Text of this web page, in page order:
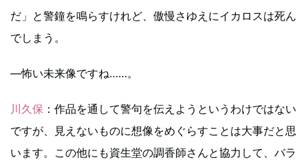
だ」と警鐘を鳴らすけれど、傲慢さゆえにイカロスは死ん
でしまう。
―怖い未来像ですね……。
川久保 ：作品を通して警句を伝えようというわけではない
ですが、見えないものに想像をめぐらすことは大事だと思
います。この他にも資生堂の調香師さんと協力して、バラ